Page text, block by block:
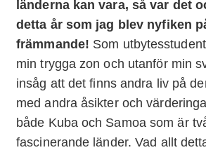
länderna kan vara, så var det
detta år som jag blev nyfiken
främmande! Som
min trygga zon och utanför min
insåg att det finns andra liv på
med andra åsikter och
både Kuba och Samoa som är
fascinerande länder. Vad allt